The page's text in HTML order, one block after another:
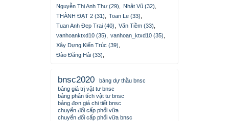
Nguyễn Thị Anh Thư (29)
Nhật Vũ (32)
THÀNH ĐẠT 2 (31)
Toan Le (33)
Tuan Anh Đep Trai (40)
Văn Tiềm (33)
vanhoanktxd10 (35)
vanhoan_ktxd10 (35)
Xây Dựng Kiến Trúc (39)
Đào Đăng Hải (33)
bnsc2020
bảng dự thầu bnsc
bảng giá trị vật tư bnsc
bảng phân tích vật tư bnsc
bảng đơn giá chi tiết bnsc
chuyển đổi cấp phối vữa
chuyển đổi cấp phối vữa bnsc